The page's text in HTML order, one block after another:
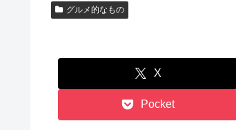
グルメ的なもの
X
Pocket